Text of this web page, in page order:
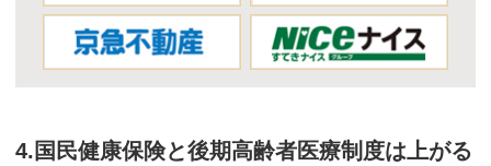
4.国民健康保険と後期高齢者医療制度は上がる